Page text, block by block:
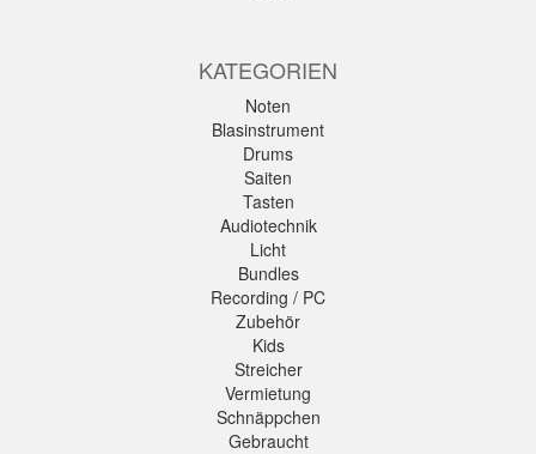
KATEGORIEN
Noten
Blasinstrument
Drums
Saiten
Tasten
Audiotechnik
Licht
Bundles
Recording / PC
Zubehör
Kids
Streicher
Vermietung
Schnäppchen
Gebraucht